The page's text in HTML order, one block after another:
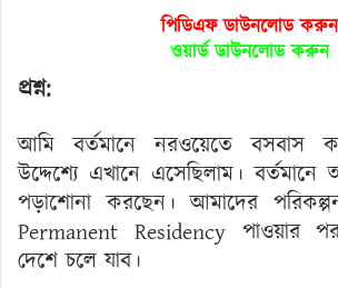
পিডিএফ ডাউনলোড করুন
ওয়ার্ড ডাউনলোড করুন
প্রশ্ন:
আমি বর্তমানে নরওয়েতে বসবাস
উদ্দেশ্যে এখানে এসেছিলাম। বর্তমানে
পড়াশোনা করছেন। আমাদের
Permanent Residency পাওয়ার
দেশে চলে যাব।